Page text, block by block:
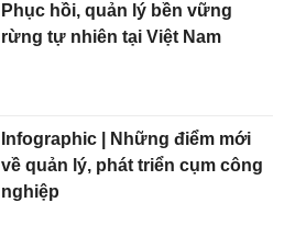
Phục hồi, quản lý bền vững
rừng tự nhiên tại Việt Nam
Infographic | Những điểm mới
về quản lý, phát triển cụm công
nghiệp